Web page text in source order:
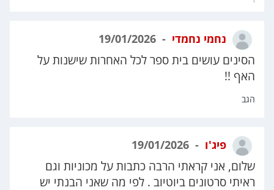
נחמי נחמדי
הסינים עושים בית ספר לכל האחרות שישנות על
האף !!
הגב
פיג'ו
שלום, אני קראתי הרבה כתבות על מכוניות וגם
ראיתי סרטונים ביוטיוב . לפי מה שאני הבנתי יש